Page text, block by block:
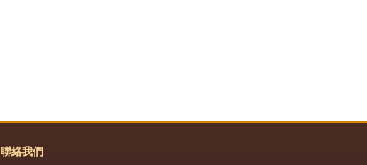
聯絡我們